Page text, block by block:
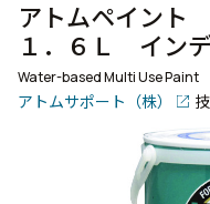
アトムペイン
１．６Ｌ イン
Water-based Multi Use Paint
アトムサポート（株）